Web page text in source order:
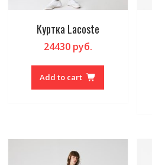
Куртка Lacoste
24430руб.
Add to cart